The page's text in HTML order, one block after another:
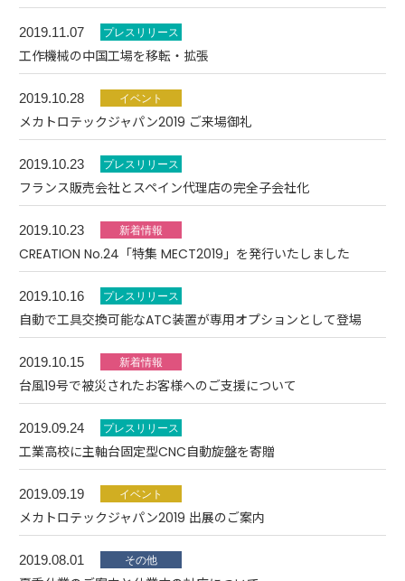
2019.11.07
工作機械の中国工場を移転・拡張
2019.10.28
メカトロテックジャパン2019 ご来場御礼
2019.10.23
フランス販売会社とスペイン代理店の完全子会社化
2019.10.23
CREATION No.24「特集 MECT2019」を発行いたしました
2019.10.16
自動で工具交換可能なATC装置が専用オプションとして登場
2019.10.15
台風19号で被災されたお客様へのご支援について
2019.09.24
工業高校に主軸台固定型CNC自動旋盤を寄贈
2019.09.19
メカトロテックジャパン2019 出展のご案内
2019.08.01